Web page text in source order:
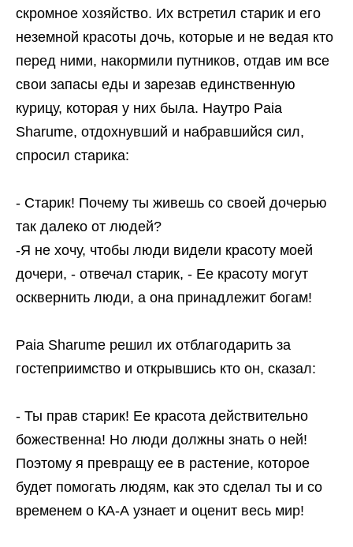
скромное хозяйство. Их встретил старик и его
неземной красоты дочь, которые и не ведая кто
перед ними, накормили путников, отдав им все
свои запасы еды и зарезав единственную
курицу, которая у них была. Наутро Paia
Sharume, отдохнувший и набравшийся сил,
спросил старика:
- Старик! Почему ты живешь со своей дочерью
так далеко от людей?
-Я не хочу, чтобы люди видели красоту моей
дочери, - отвечал старик, - Ее красоту могут
осквернить люди, а она принадлежит богам!
Paia Sharume решил их отблагодарить за
гостеприимство и открывшись кто он, сказал:
- Ты прав старик! Ее красота действительно
божественна! Но люди должны знать о ней!
Поэтому я превращу ее в растение, которое
будет помогать людям, как это сделал ты и со
временем о КА-А узнает и оценит весь мир!